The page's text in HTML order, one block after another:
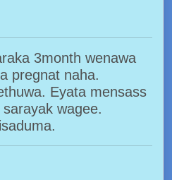
3month wenawa
pregnat naha.
Eyata mensass
wagee.